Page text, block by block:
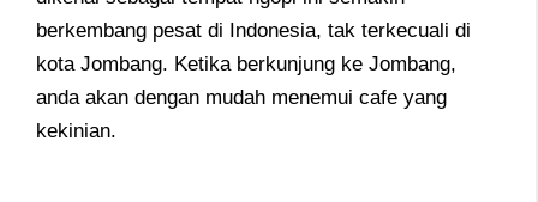
berkembang pesat di Indonesia, tak terkecuali di
kota Jombang. Ketika berkunjung ke Jombang,
anda akan dengan mudah menemui cafe yang
kekinian.